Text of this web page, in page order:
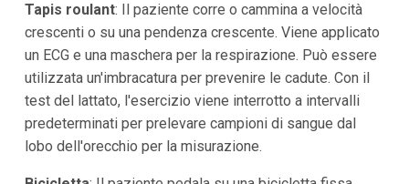
Tapis roulant: Il paziente corre o cammina a velocità
crescenti o su una pendenza crescente. Viene applicato
un ECG e una maschera per la respirazione. Può essere
utilizzata un'imbracatura per prevenire le cadute. Con il
test del lattato, l'esercizio viene interrotto a intervalli
predeterminati per prelevare campioni di sangue dal
lobo dell'orecchio per la misurazione.